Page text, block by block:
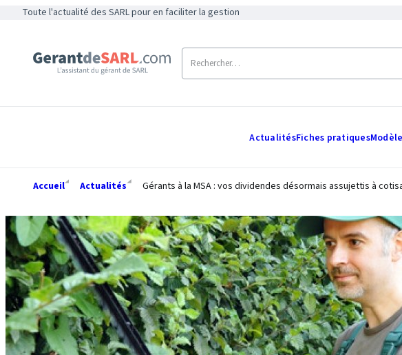
Toute l'actualité des SARL pour en faciliter la gestion
ActualitésFiches pratiques
Accueil Actualités Gérants à la MSA : vos dividendes désormais assujettis à